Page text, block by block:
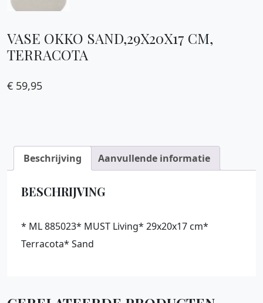
VASE OKKO SAND,29X20X17 CM,
TERRACOTA
€ 59,95
Beschrijving Aanvullende informatie
BESCHRIJVING
* ML 885023* MUST Living* 29x20x17 cm*
Terracota* Sand